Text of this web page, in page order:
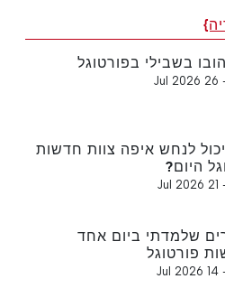
בשבילי בפורטוגל
26 Jul 2026
לנחש איפה צוות חדשות
היום?
21 Jul 2026
שלמדתי ביום אחד
פורטוגל
14 Jul 2026